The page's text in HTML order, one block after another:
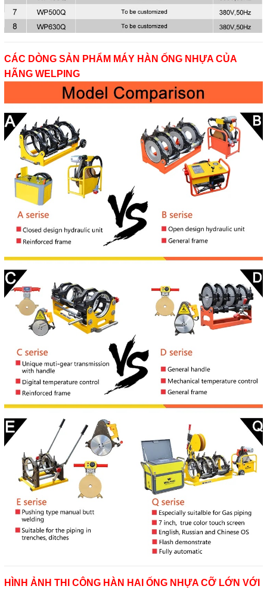
CÁC DÒNG SẢN PHẨM MÁY HÀN ỐNG NHỰA CỦA
HÃNG WELPING
HÌNH ẢNH THI CÔNG HÀN HAI ỐNG NHỰA CỠ LỚN VỚI